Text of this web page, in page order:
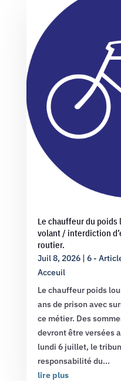
Le chauffeur du poids
volant / interdiction
routier.
Juil 8, 2026| 6 -
Acceuil
Le chauffeur poids
ans de prison avec
ce métier. Des
devront être versées
lundi 6 juillet, le
responsabilité du...
lire plus